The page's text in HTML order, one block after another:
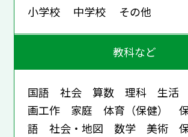
小学校 中学校 その他
教科など
国語 社会 算数 理科 生活
画工作 家庭 体育（保健）
語 社会・地図 数学 美術